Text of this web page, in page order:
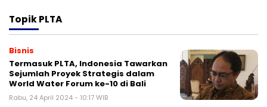
TopikPLTA
Bisnis
Termasuk PLTA, Indonesia Tawarkan
Sejumlah Proyek Strategis dalam
World Water Forum ke-10 di Bali
Rabu, 24 April 2024 - 10:17 WIB